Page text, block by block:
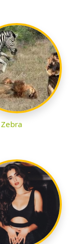
Zebra